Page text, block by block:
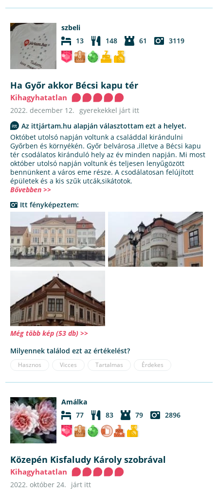
szbeli
13
148 61 3119
Ha Győr akkor Bécsi kapu tér
Kihagyhatatlan
2022. december 12. gyerekekkel járt itt
Az ittjártam.hu alapján választottam ezt a helyet.
Októbet utolsó napján voltunk a családdal kirándulni
Győrben és környékén. Győr belvárosa ,illetve a Bécsi kapu
tér csodálatos kiránduló hely az év minden napján. Mi most
október utolsó napján voltunk és teljesen lenyűgözött
bennünkent a város eme része. A csodálatosan felújított
épületek és a kis szűk utcák,sikátotok.
Bővebben >>
Itt fényképeztem:
Még több kép (53 db) >>
Milyennek találod ezt az értékelést?
Hasznos Vicces Tartalmas Érdekes
Amálka
77
83 79 2896
Közepén Kisfaludy Károly szobrával
Kihagyhatatlan
2022. október 24.
járt itt